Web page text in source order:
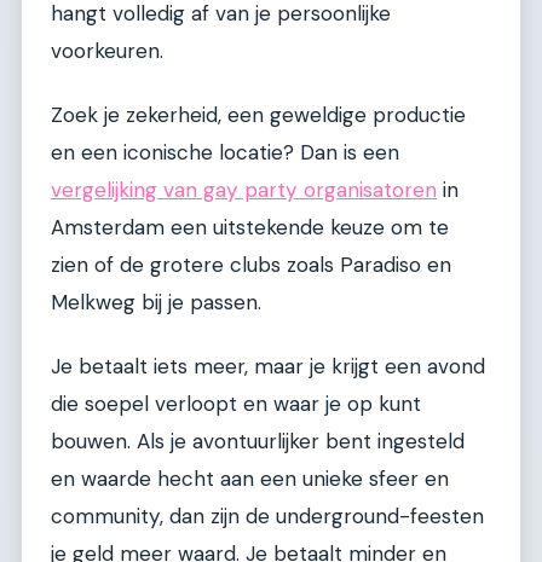
hangt volledig af van je persoonlijke
voorkeuren.
Zoek je zekerheid, een geweldige productie
en een iconische locatie? Dan is een
vergelijking van gay party organisatoren in
Amsterdam een uitstekende keuze om te
zien of de grotere clubs zoals Paradiso en
Melkweg bij je passen.
Je betaalt iets meer, maar je krijgt een avond
die soepel verloopt en waar je op kunt
bouwen. Als je avontuurlijker bent ingesteld
en waarde hecht aan een unieke sfeer en
community, dan zijn de underground-feesten
je geld meer waard. Je betaalt minder en